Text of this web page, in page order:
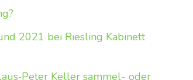
2021 bei Riesling Kabinett
Keller sammel- oder